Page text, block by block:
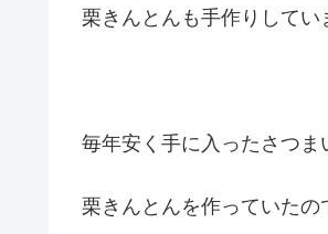
栗きんとんも手作りしてい
毎年安く手に入ったさつま
栗きんとんを作っていたの